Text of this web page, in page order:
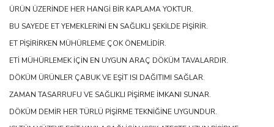
ÜRÜN ÜZERİNDE HER HANGİ BİR KAPLAMA YOKTUR.
BU SAYEDE ET YEMEKLERİNİ EN SAĞLIKLI ŞEKİLDE PİŞİRİR.
ET PİŞİRİRKEN MÜHÜRLEME ÇOK ÖNEMLİDİR.
ETİ MÜHÜRLEMEK İÇİN EN UYGUN ARAÇ DÖKÜM TAVALARDIR.
DÖKÜM ÜRÜNLER ÇABUK VE EŞİT ISI DAĞITIMI SAĞLAR.
ZAMAN TASARRUFU VE SAĞLIKLI PİŞİRME İMKANI SUNAR.
DÖKÜM DEMİR HER TÜRLÜ PİŞİRME TEKNİĞİNE UYGUNDUR.